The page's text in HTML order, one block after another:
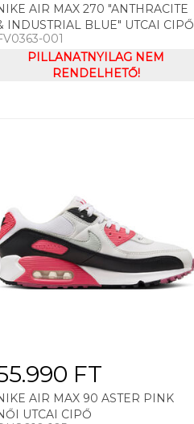
AIR MAX 270 "ANTHRACITE
INDUSTRIAL BLUE" UTCAI CIPŐ
001
PILLANATNYILAG NEM
RENDELHETŐ!
FT
AIR MAX 90 ASTER PINK
UTCAI CIPŐ